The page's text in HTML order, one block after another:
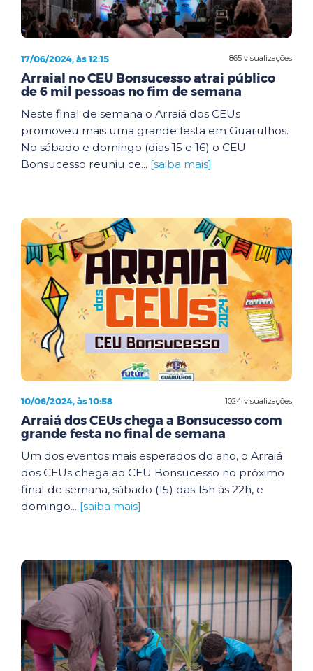
865 visualizações
17/06/2024, às 12:15
Arraial no CEU Bonsucesso atrai público
de 6 mil pessoas no fim de semana
Neste final de semana o Arraiá dos CEUs
promoveu mais uma grande festa em Guarulhos.
No sábado e domingo (dias 15 e 16) o CEU
Bonsucesso reuniu ce... [saiba mais]
1024 visualizações
10/06/2024, às 10:58
Arraiá dos CEUs chega a Bonsucesso com
grande festa no final de semana
Um dos eventos mais esperados do ano, o Arraiá
dos CEUs chega ao CEU Bonsucesso no próximo
final de semana, sábado (15) das 15h às 22h, e
domingo... [saiba mais]